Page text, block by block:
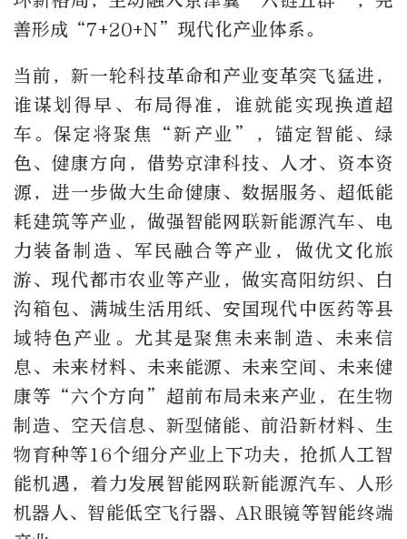
善形成“7+20+N”现代化产业体系。
当前，新一轮科技革命和产业变革突飞猛进，
谁谋划得早、布局得准，谁就能实现换道超
车。保定将聚焦“新产业”，锚定智能、绿
色、健康方向，借势京津科技、人才、资本资
源，进一步做大生命健康、数据服务、超低能
耗建筑等产业，做强智能网联新能源汽车、电
力装备制造、军民融合等产业，做优文化旅
游、现代都市农业等产业，做实高阳纺织、白
沟箱包、满城生活用纸、安国现代中医药等县
域特色产业。尤其是聚焦未来制造、未来信
息、未来材料、未来能源、未来空间、未来健
康等“六个方向”超前布局未来产业，在生物
制造、空天信息、新型储能、前沿新材料、生
物育种等16个细分产业上下功夫，抢抓人工智
能机遇，着力发展智能网联新能源汽车、人形
机器人、智能低空飞行器、AR眼镜等智能终端